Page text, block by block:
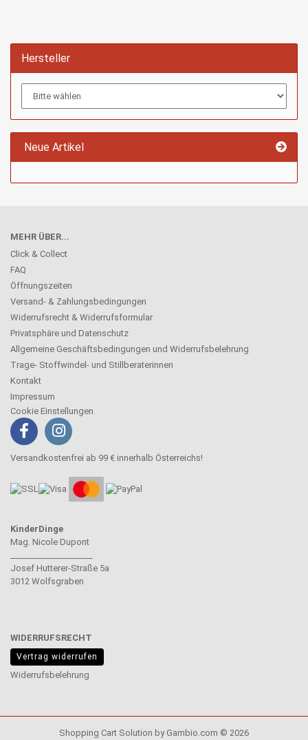
Hersteller
Neue Artikel
MEHR ÜBER...
Click & Collect
FAQ
Öffnungszeiten
Versand- & Zahlungsbedingungen
Widerrufsrecht & Widerrufsformular
Privatsphäre und Datenschutz
Allgemeine Geschäftsbedingungen und Widerrufsbelehrung
Trage- Stoffwindel- und Stillberaterinnen
Kontakt
Impressum
Cookie Einstellungen
Versandkostenfrei ab 99 € innerhalb Österreichs!
KinderDinge
Mag. Nicole Dupont
Josef Hutterer-Straße 5a
3012 Wolfsgraben
WIDERRUFSRECHT
Vertrag widerrufen
Widerrufsbelehrung
Shopping Cart Solution by Gambio.com © 2026